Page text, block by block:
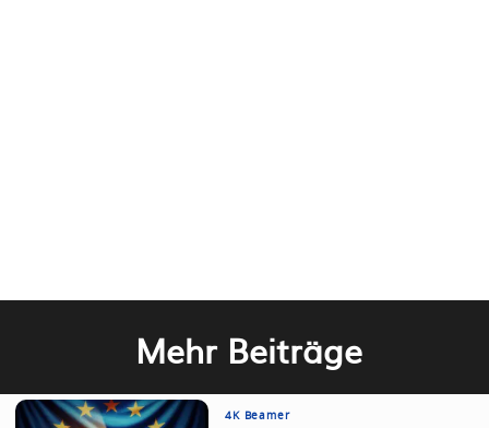
Mehr Beiträge
4K Beamer